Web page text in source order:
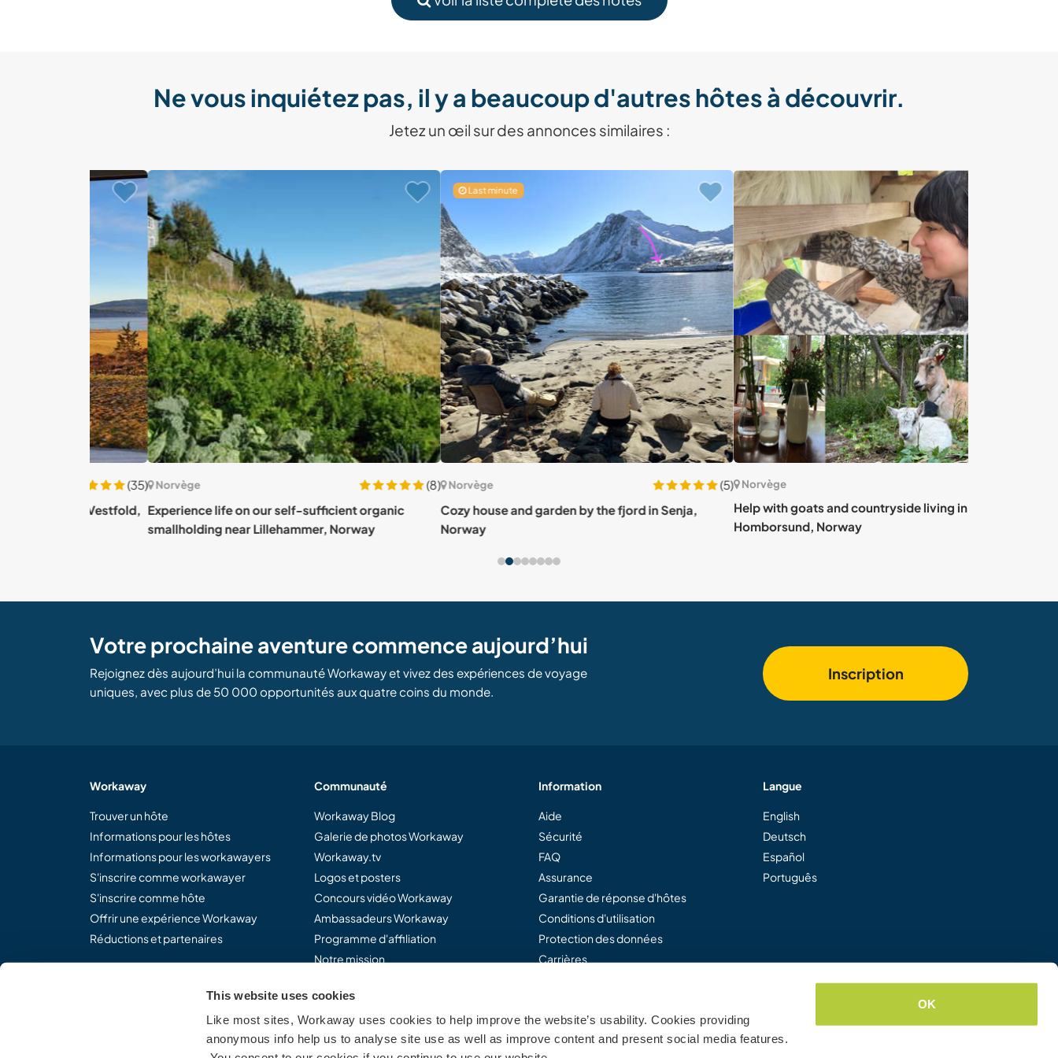
This website uses cookies
Like most sites, Workaway uses cookies to help improve the website’s usability. Cookies providing
anonymous info help us to analyse site use as well as improve content and present social media features.
OK
Ne vous inquiétez pas, il y a beaucoup d'autres hôtes à découvrir.
Jetez un œil sur des annonces similaires :
Norvège
(8)
Experience life on our self-sufficient organic
smallholding near Lillehammer, Norway
Last minute
Norvège
(5)
Cozy house and garden by the fjord in Senja,
Norvège
Help with goats and countryside living in
Homborsund, Norway
Votre prochaine aventure commence aujourd’hui
Rejoignez dès aujourd’hui la communauté Workaway et vivez des expériences de voyage
uniques, avec plus de 50 000 opportunités aux quatre coins du monde.
Inscription
Workaway
Trouver un hôte
Informations pour les hôtes
Informations pour les workawayers
S'inscrire comme workawayer
S'inscrire comme hôte
Offrir une expérience Workaway
Réductions et partenaires
Communauté
Workaway Blog
Galerie de photos Workaway
Workaway.tv
Logos et posters
Concours vidéo Workaway
Ambassadeurs Workaway
Programme d'affiliation
Notre mission
Information
Aide
Sécurité
FAQ
Assurance
Garantie de réponse d'hôtes
Conditions d'utilisation
Protection des données
Carrières
Langue
English
Deutsch
Español
Português
Partagez le concept Workaway...